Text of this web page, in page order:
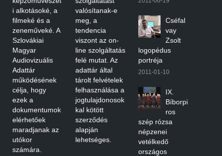
i alkotásoké, a
filmeké és a
zeneműveké. A
Szlovákiai
Magyar
Audiovizuális
Adattár
működésének
célja, hogy
ezek a
dokumentumok
elérhetőek
maradjanak az
utókor
számára.
valósítanak-e
meg, a
tendencia
viszont az on-
line szolgáltatás
felé mutat. Az
adattár által
tárolt felvételek
felhasználása a
jogtulajdonosok
kal kötött
szerződés
alapján
lehetséges.
Cséfal
vay
Zsolt
logopédus
portréja
2011-01-10
IX.
Bíborpi
ros
szép rózsa
népzenei
vetélkedő
országos